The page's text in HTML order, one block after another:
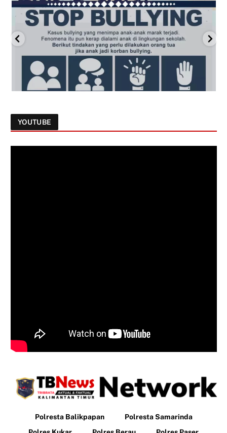
YOUTUBE
Polresta Balikpapan
Polresta Samarinda